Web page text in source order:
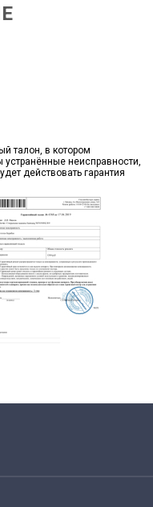
талон, в котором
устранённые неисправности,
действовать гарантия